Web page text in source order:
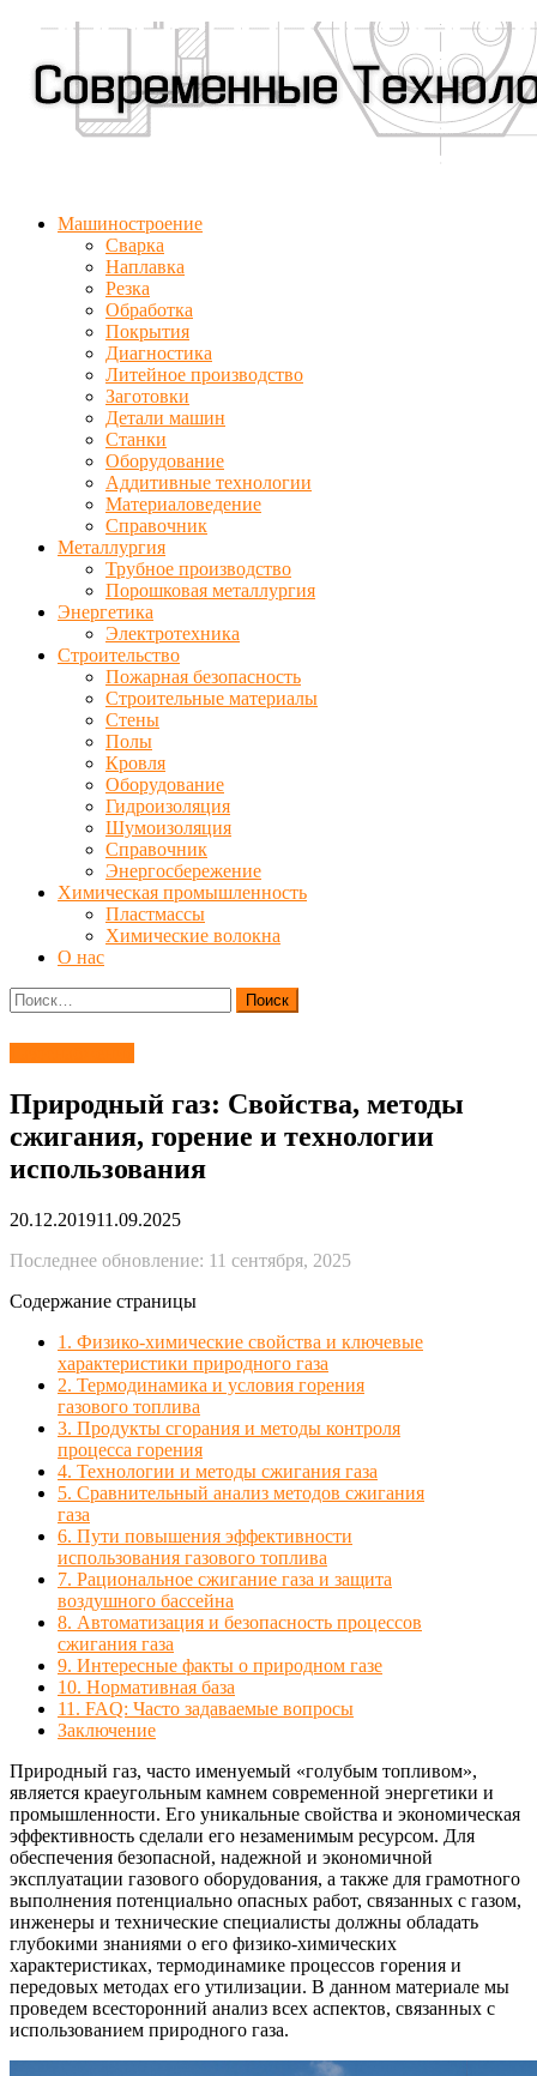
Машиностроение
Сварка
Наплавка
Резка
Обработка
Покрытия
Диагностика
Литейное производство
Заготовки
Детали машин
Станки
Оборудование
Аддитивные технологии
Материаловедение
Справочник
Металлургия
Трубное производство
Порошковая металлургия
Энергетика
Электротехника
Строительство
Пожарная безопасность
Строительные материалы
Стены
Полы
Кровля
Оборудование
Гидроизоляция
Шумоизоляция
Справочник
Энергосбережение
Химическая промышленность
Пластмассы
Химические волокна
О нас
Найти:
Природный газ: Свойства, методы
сжигания, горение и технологии
использования
20.12.201911.09.2025
Последнее обновление: 11 сентября, 2025
Содержание страницы
1. Физико-химические свойства и ключевые
характеристики природного газа
2. Термодинамика и условия горения
газового топлива
3. Продукты сгорания и методы контроля
процесса горения
4. Технологии и методы сжигания газа
5. Сравнительный анализ методов сжигания
газа
6. Пути повышения эффективности
использования газового топлива
7. Рациональное сжигание газа и защита
воздушного бассейна
8. Автоматизация и безопасность процессов
сжигания газа
9. Интересные факты о природном газе
10. Нормативная база
11. FAQ: Часто задаваемые вопросы
Заключение
Природный газ, часто именуемый «голубым топливом»,
является краеугольным камнем современной энергетики и
промышленности. Его уникальные свойства и экономическая
эффективность сделали его незаменимым ресурсом. Для
обеспечения безопасной, надежной и экономичной
эксплуатации газового оборудования, а также для грамотного
выполнения потенциально опасных работ, связанных с газом,
инженеры и технические специалисты должны обладать
глубокими знаниями о его физико-химических
характеристиках, термодинамике процессов горения и
передовых методах его утилизации. В данном материале мы
проведем всесторонний анализ всех аспектов, связанных с
использованием природного газа.